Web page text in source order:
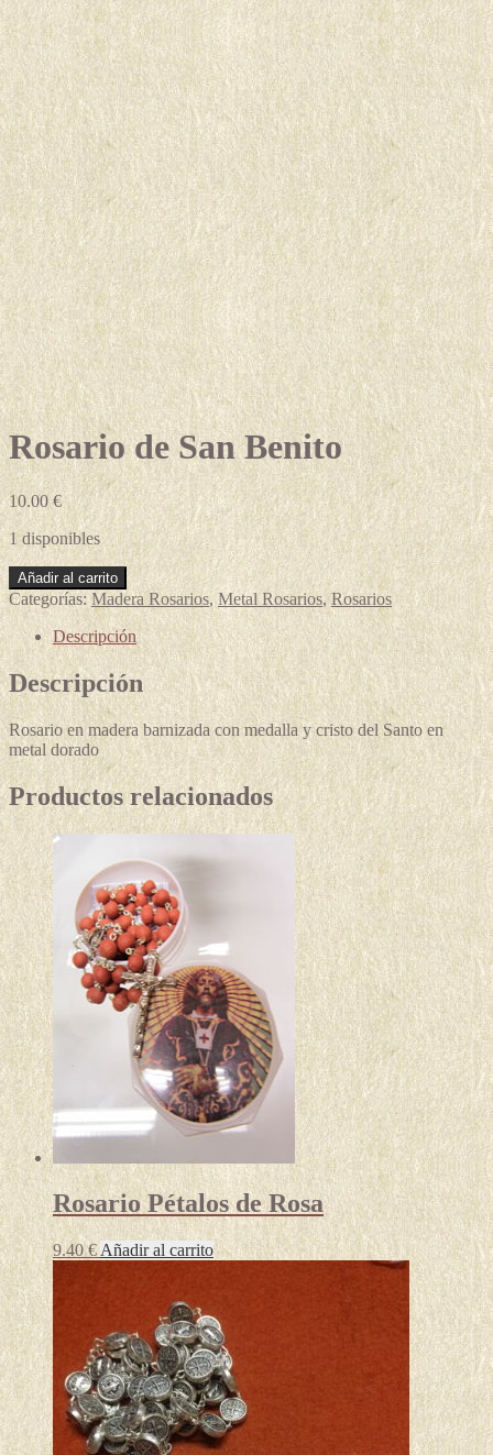
Rosario de San Benito
10.00€
1 disponibles
Rosario
de
San
Benito
cantidad
Añadir al carrito
Categorías:Madera Rosarios, Metal Rosarios,Rosarios
Descripción
Descripción
Rosario en madera barnizada con medalla y cristo del Santo en
metal dorado
Productos relacionados
Rosario Pétalos de Rosa
9.40€ Añadir al carrito